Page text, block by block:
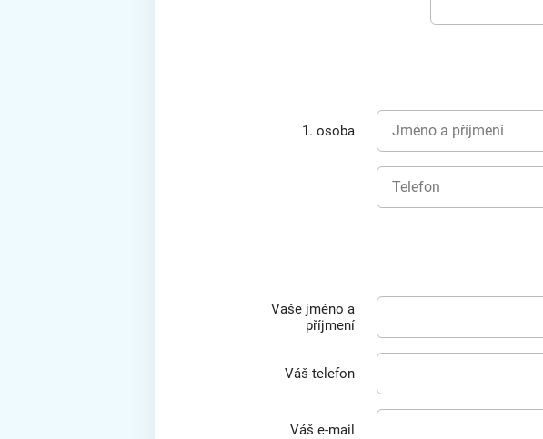
1. osoba
Vaše jméno a
příjmení
Váš telefon
Váš e-mail